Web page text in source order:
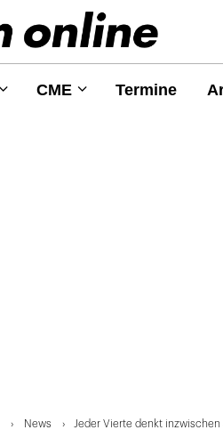
CME Termine
News Jeder Vierte denkt